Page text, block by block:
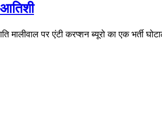
मालीवाल पर एंटी करप्शन ब्यूरो का एक भर्ती